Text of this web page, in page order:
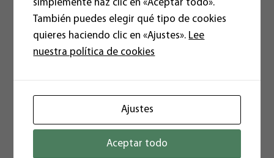
Almería está rodeada de…
LEER MÁS“ATALAYAS”
ALMERÍA
simplemente haz clic en «Aceptar todo».
También puedes elegir qué tipo de cookies
quieres haciendo clic en «Ajustes». Lee
nuestra política de cookies
Ajustes
Aceptar todo